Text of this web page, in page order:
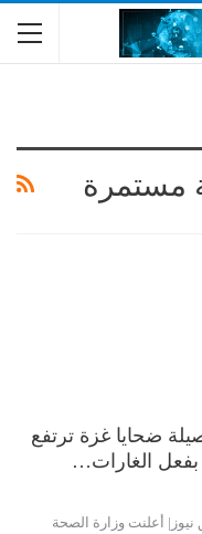
مستمرة
ضحايا غزة ترتفع
نيوز| أعلنت وزارة الصحة